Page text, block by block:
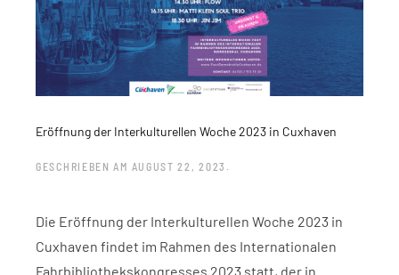
Eröffnung der Interkulturellen Woche 2023 in Cuxhaven
GESCHRIEBEN AM AUGUST 22, 2023 .
Die Eröffnung der Interkulturellen Woche 2023 in
Cuxhaven findet im Rahmen des Internationalen
Fahrbibliothekskongresses 2023 statt, der in